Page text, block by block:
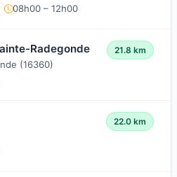
08h00 – 12h00
Radegonde
(16360)
21.8 km
22.0 km